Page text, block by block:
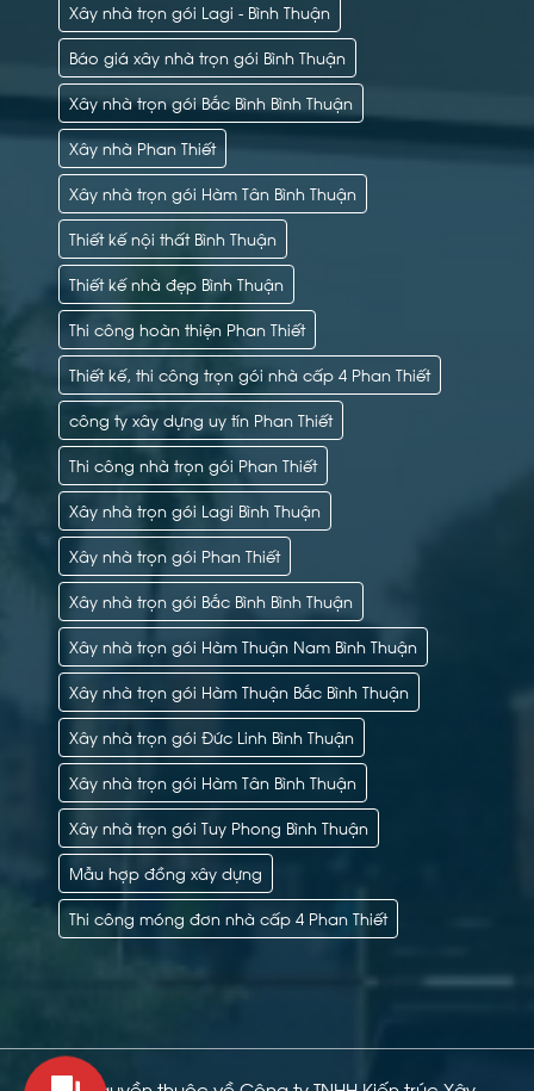
Xây nhà trọn gói Lagi - Bình Thuận
Báo giá xây nhà trọn gói Bình Thuận
Xây nhà trọn gói Bắc Bình Bình Thuận
Xây nhà Phan Thiết
Xây nhà trọn gói Hàm Tân Bình Thuận
Thiết kế nội thất Bình Thuận
Thiết kế nhà đẹp Bình Thuận
Thi công hoàn thiện Phan Thiết
Thiết kế, thi công trọn gói nhà cấp 4 Phan Thiết
công ty xây dựng uy tín Phan Thiết
Thi công nhà trọn gói Phan Thiết
Xây nhà trọn gói Lagi Bình Thuận
Xây nhà trọn gói Phan Thiết
Xây nhà trọn gói Bắc Bình Bình Thuận
Xây nhà trọn gói Hàm Thuận Nam Bình Thuận
Xây nhà trọn gói Hàm Thuận Bắc Bình Thuận
Xây nhà trọn gói Đức Linh Bình Thuận
Xây nhà trọn gói Hàm Tân Bình Thuận
Xây nhà trọn gói Tuy Phong Bình Thuận
Mẫu hợp đồng xây dựng
Thi công móng đơn nhà cấp 4 Phan Thiết